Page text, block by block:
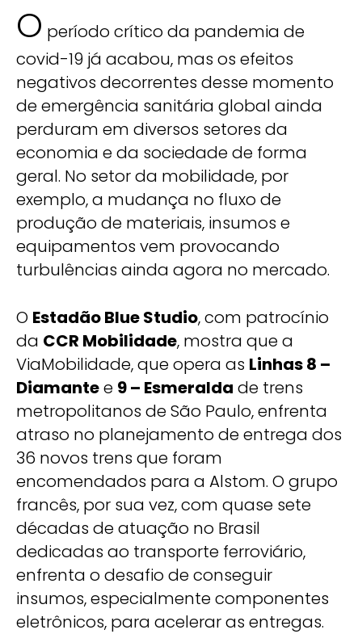
O período crítico da pandemia de
covid-19 já acabou, mas os efeitos
negativos decorrentes desse momento
de emergência sanitária global ainda
perduram em diversos setores da
economia e da sociedade de forma
geral. No setor da mobilidade, por
exemplo, a mudança no fluxo de
produção de materiais, insumos e
equipamentos vem provocando
turbulências ainda agora no mercado.
O Estadão Blue Studio, com patrocínio
da CCR Mobilidade, mostra que a
ViaMobilidade, que opera as Linhas 8 –
Diamantee 9 – Esmeralda de trens
metropolitanos de São Paulo, enfrenta
atraso no planejamento de entrega dos
36 novos trens que foram
encomendados para a Alstom. O grupo
francês, por sua vez, com quase sete
décadas de atuação no Brasil
dedicadas ao transporte ferroviário,
enfrenta o desafio de conseguir
insumos, especialmente componentes
eletrônicos, para acelerar as entregas.